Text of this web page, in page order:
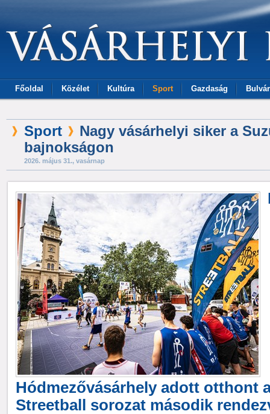
Főoldal Közélet Kultúra Sport Gazdaság Bulvár
Sport
Nagy vásárhelyi siker a
bajnokságon
2026. május 31., vasárnap
Hódmezővásárhely adott otthont
Streetball sorozat második